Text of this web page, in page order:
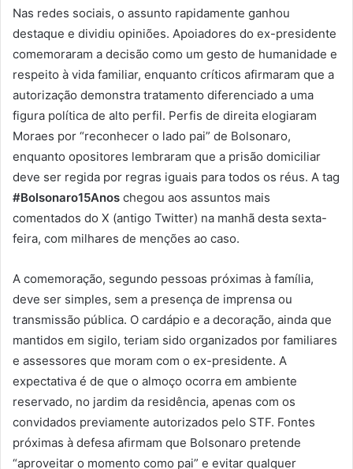
Nas redes sociais, o assunto rapidamente ganhou
destaque e dividiu opiniões. Apoiadores do ex-presidente
comemoraram a decisão como um gesto de humanidade e
respeito à vida familiar, enquanto críticos afirmaram que a
autorização demonstra tratamento diferenciado a uma
figura política de alto perfil. Perfis de direita elogiaram
Moraes por “reconhecer o lado pai” de Bolsonaro,
enquanto opositores lembraram que a prisão domiciliar
deve ser regida por regras iguais para todos os réus. A tag
#Bolsonaro15Anos chegou aos assuntos mais
comentados do X (antigo Twitter) na manhã desta sexta-
feira, com milhares de menções ao caso.
A comemoração, segundo pessoas próximas à família,
deve ser simples, sem a presença de imprensa ou
transmissão pública. O cardápio e a decoração, ainda que
mantidos em sigilo, teriam sido organizados por familiares
e assessores que moram com o ex-presidente. A
expectativa é de que o almoço ocorra em ambiente
reservado, no jardim da residência, apenas com os
convidados previamente autorizados pelo STF. Fontes
próximas à defesa afirmam que Bolsonaro pretende
“aproveitar o momento como pai” e evitar qualquer